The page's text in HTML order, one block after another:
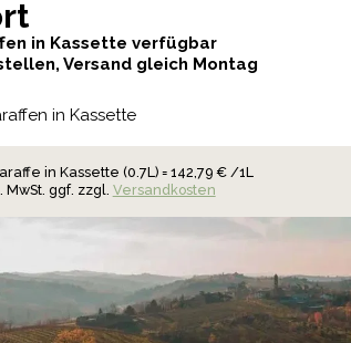
in Kassette verfügbar
Versand gleich Montag
in Kassette
in Kassette (0.7L) = 142,79 € /1L
MwSt. ggf. zzgl. Versandkosten